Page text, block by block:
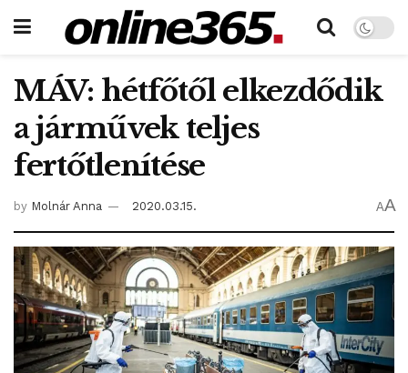
MÁV: hétfőtől elkezdődik
a járművek teljes
fertőtlenítése
by Molnár Anna 2020.03.15. AA